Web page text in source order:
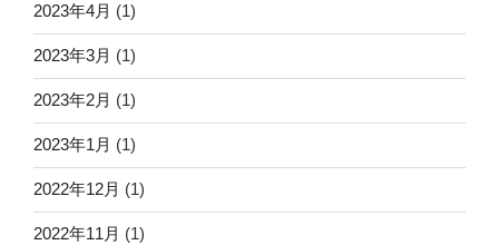
2023年4月 (1)
2023年3月 (1)
2023年2月 (1)
2023年1月 (1)
2022年12月 (1)
2022年11月 (1)